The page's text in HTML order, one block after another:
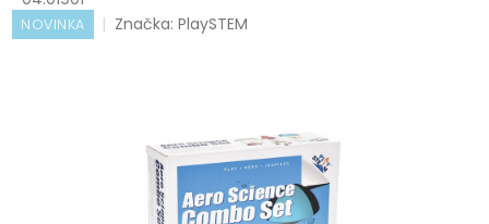
NOVINKA Značka: PlaySTEM